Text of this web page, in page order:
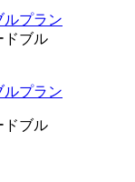
ルプラン
ドブル
ルプラン
ドブル